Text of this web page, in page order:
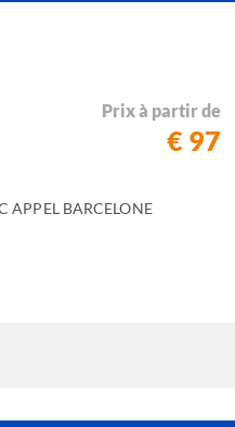
Prix à partir de
€ 97
APPEL BARCELONE